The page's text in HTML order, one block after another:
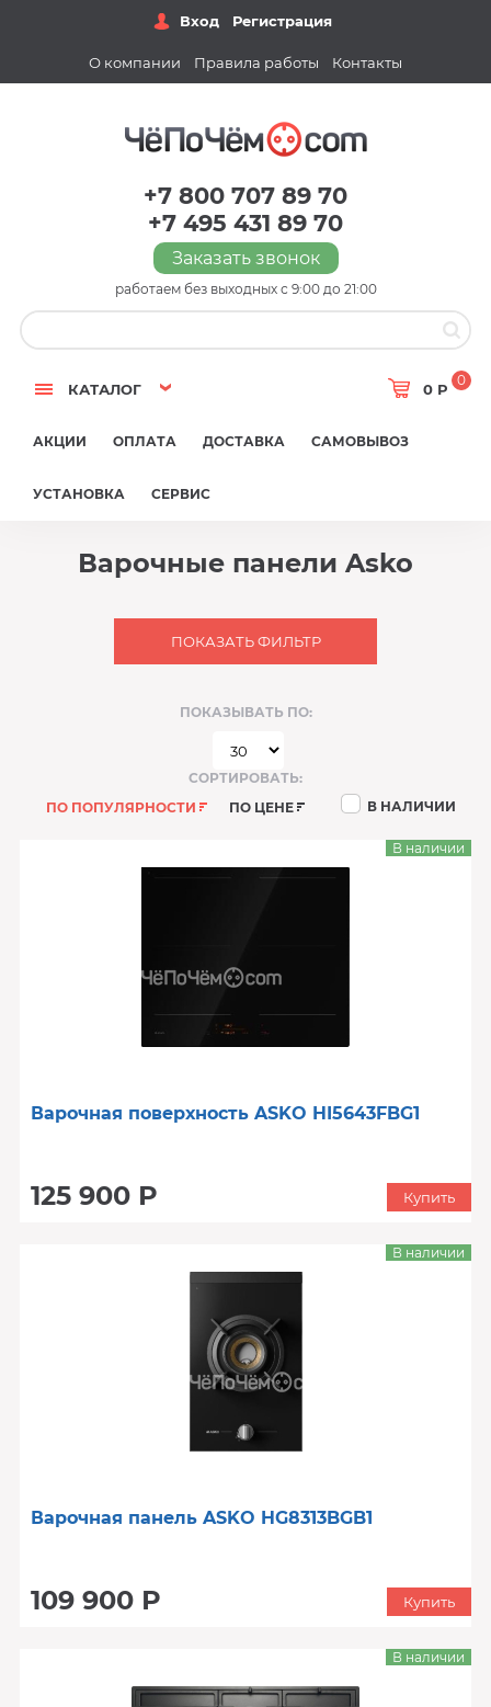
Вход Регистрация
О компании Правила работы Контакты
+7 800 707 89 70
+7 495 431 89 70
Заказать звонок
работаем без выходных с 9:00 до 21:00
КАТАЛОГ 0 Р
0
АКЦИИ ОПЛАТА ДОСТАВКА САМОВЫВОЗ
УСТАНОВКА СЕРВИС
Варочные панели Asko
ПОКАЗАТЬ ФИЛЬТР
ПОКАЗЫВАТЬ ПО:
СОРТИРОВАТЬ:
ПО ПОПУЛЯРНОСТИ
ПО ЦЕНЕ В НАЛИЧИИ
Варочная поверхность ASKO HI5643FBG1
125 900 Р
В наличии
Купить
Варочная панель ASKO HG8313BGB1
109 900 Р
В наличии
Купить
В наличии